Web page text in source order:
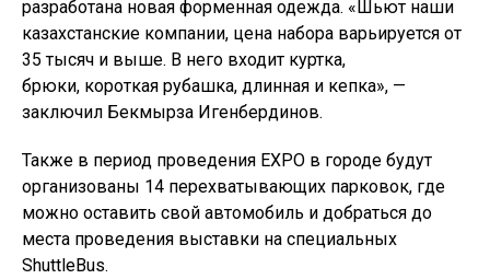
разработана новая форменная одежда. «Шьют наши
казахстанские компании, цена набора варьируется от
35 тысяч и выше. В него входит куртка,
брюки, короткая рубашка, длинная и кепка», —
заключил Бекмырза Игенбердинов.
Также в период проведения EXPO в городе будут
организованы 14 перехватывающих парковок, где
можно оставить свой автомобиль и добраться до
места проведения выставки на специальных
ShuttleBus.